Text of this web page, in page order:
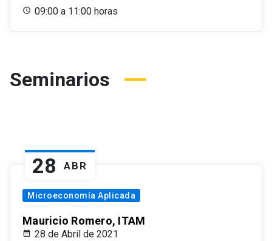
09:00 a 11:00 horas
Seminarios
28 ABR
Microeconomía Aplicada
Mauricio Romero, ITAM
28 de Abril de 2021